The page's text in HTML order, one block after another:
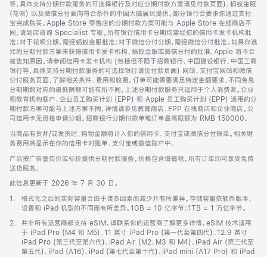
等，具体支持分期付款服务的可选择银行及对应分期付款方案请见付款页面)、蚂蚁金服
(花呗) 以及微信分付面向符合条件的中国大陆居民提供。部分银行会要求你通过支付
宝完成购买。Apple Store 零售店的分期付款方案可能与 Apple Store 在线商店不
同，请到店咨询 Specialist 专家。所有银行信用卡分期均需经你的信用卡发卡机构批
准；对于花呗分期，需经蚂蚁金服批准；对于微信分付分期，需经微信分付批准。如果你选
择的分期付款方案未获得信用卡发卡机构、蚂蚁金服或微信分付的批准，Apple 将不会
被告知原因。请参阅信用卡发卡机构 (包括但不限于招商银行、中国建设银行、中国工商
银行等，具体支持分期付款服务的可选择银行请见付款页面) 网站、支付宝网站和微信
分付服务页面，了解相关条件、费用和收费。订单可能需要满足特定金额要求，不同免息
分期期数对应的最低限额可能有所不同。上述分期付款服务只适用于个人消费者。企业
和教育机构客户、企业员工购买计划 (EPP) 和 Apple 员工购买计划 (EPP) 适用的分
期付款方案可能与上述方案不同，详情请参见教育商店、EPP 在线商店和企业商店。公
司信用卡无资格申请分期。招商银行分期付款单笔订单最高限额为 RMB 150000。
当商品有货并/或发货时，购物金额将计入你的信用卡、支付宝或微信分付账单。相关财
务费用将显示在你的信用卡对账单、支付宝或微信账户中。
产品按广告宣传价或标价提供分期付款服务。价格包含增值税。所有订单均可享受免费
送货服务。
此信息更新于 2026 年 7 月 30 日。
脚
1.
格式化之后的实际容量会由于诸多因素而减少并有所差异。存储容量依软件版本、
设置和 iPad 机型的不同而有所差异。1GB = 10 亿字节；1TB = 1 万亿字节。
脚
2.
并非所有运营商都支持 eSIM。请联系你的运营商了解更多详情。eSIM 技术适用
于 iPad Pro (M4 和 M5)、11 英寸 iPad Pro (第一代至第四代)、12.9 英寸
iPad Pro (第三代至第六代)、iPad Air (M2、M3 和 M4)、iPad Air (第三代至
第五代)、iPad (A16)、iPad (第七代至第十代)、iPad mini (A17 Pro) 和 iPad